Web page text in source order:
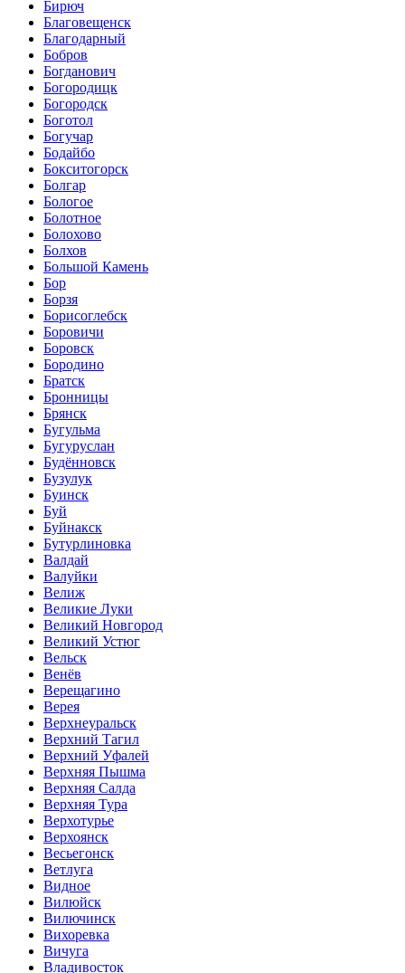
Бирюч
Благовещенск
Благодарный
Бобров
Богданович
Богородицк
Богородск
Боготол
Богучар
Бодайбо
Бокситогорск
Болгар
Бологое
Болотное
Болохово
Болхов
Большой Камень
Бор
Борзя
Борисоглебск
Боровичи
Боровск
Бородино
Братск
Бронницы
Брянск
Бугульма
Бугуруслан
Будённовск
Бузулук
Буинск
Буй
Буйнакск
Бутурлиновка
Валдай
Валуйки
Велиж
Великие Луки
Великий Новгород
Великий Устюг
Вельск
Венёв
Верещагино
Верея
Верхнеуральск
Верхний Тагил
Верхний Уфалей
Верхняя Пышма
Верхняя Салда
Верхняя Тура
Верхотурье
Верхоянск
Весьегонск
Ветлуга
Видное
Вилюйск
Вилючинск
Вихоревка
Вичуга
Владивосток